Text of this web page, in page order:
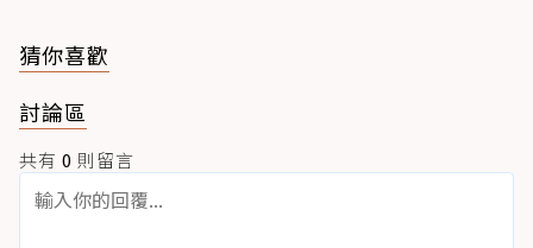
猜你喜歡
討論區
共有 0 則留言